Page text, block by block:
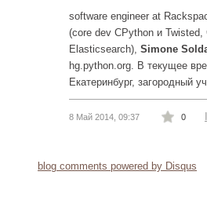
software engineer at
(core dev CPython и Twisted,
Elasticsearch), Simone
hg.python.org. В текущее
Екатеринбург, загородный
8 Май 2014, 09:37 0
blog comments powered by Disqus